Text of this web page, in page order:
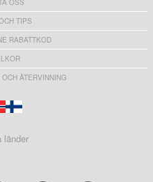
OSS
TIPS
RABATTKOD
ÅTERVINNING
länder